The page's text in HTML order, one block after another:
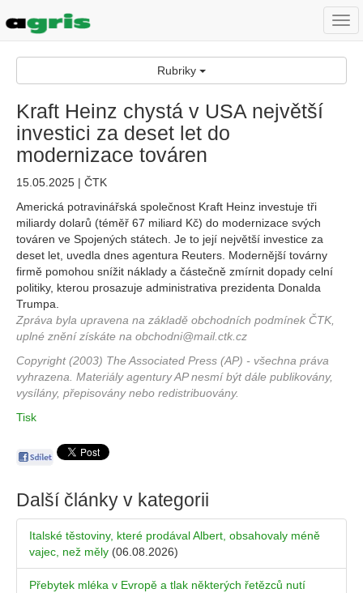
Rubriky
Kraft Heinz chystá v USA největší
investici za deset let do
modernizace továren
15.05.2025 | ČTK
Americká potravinářská společnost Kraft Heinz investuje tři
miliardy dolarů (téměř 67 miliard Kč) do modernizace svých
továren ve Spojených státech. Je to její největší investice za
deset let, uvedla dnes agentura Reuters. Modernější továrny
firmě pomohou snížit náklady a částečně zmírnit dopady celní
politiky, kterou prosazuje administrativa prezidenta Donalda
Trumpa.
Zpráva byla upravena na základě obchodních podmínek ČTK,
uplné znění získáte na obchodni@mail.ctk.cz
Copyright (2003) The Associated Press (AP) - všechna práva
vyhrazena. Materiály agentury AP nesmí být dále publikovány,
vysílány, přepisovány nebo redistribuovány.
Tisk
Další články v kategorii
Italské těstoviny, které prodával Albert, obsahovaly méně
vajec, než měly (06.08.2026)
Přebytek mléka v Evropě a tlak některých řetězců nutí